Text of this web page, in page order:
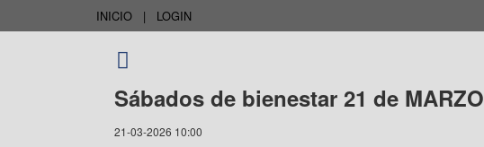
INICIO | LOGIN
Sábados de bienestar 21 de MARZO
21-03-2026 10:00